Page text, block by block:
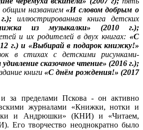
общим названием«И словом добрым о
г.); иллюстрированная книга детских
из музыкалки» (2010 г.);
и их родителей в двух книгах: «С
г.) и «Выбирай в подарок книжку!»
в стихах с детскими рисунками-
сказочное чтение» (2016 г.);
книги«С днём рождения!» (2017
за пределами Пскова - он активно
журналами «Книжки, нотки и
и Андрюшки» (КНИ) и «Читаем,
Его творчество неоднократно было